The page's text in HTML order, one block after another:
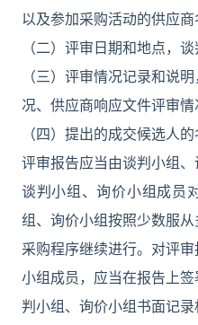
以及参加采购活动的供应商
（二）评审日期和地点，
（三）评审情况记录和说
况、供应商响应文件评审情
（四）提出的成交候选人的
评审报告应当由谈判小组、
谈判小组、询价小组成员
组、询价小组按照少数服从
采购程序继续进行。对评
小组成员，应当在报告上
判小组、询价小组书面记